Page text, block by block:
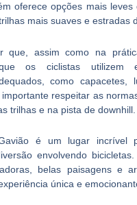
oferece opções mais leves
mais suaves e estradas
que, assim como na
os ciclistas utilizem
como capacetes,
respeitar as
trilhas e na pista de downhill.
é um lugar incrível
envolvendo
belas paisagens e
única e